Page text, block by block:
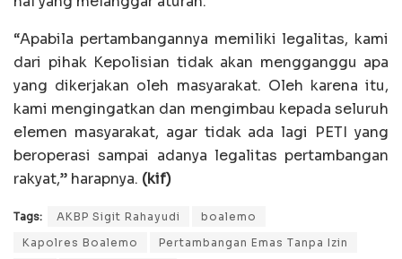
“Apabila pertambangannya memiliki legalitas, kami
dari pihak Kepolisian tidak akan mengganggu apa
yang dikerjakan oleh masyarakat. Oleh karena itu,
kami mengingatkan dan mengimbau kepada seluruh
elemen masyarakat, agar tidak ada lagi PETI yang
beroperasi sampai adanya legalitas pertambangan
rakyat,” harapnya. (kif)
Tags: AKBP Sigit Rahayudi
boalemo
Kapolres Boalemo
Pertambangan Emas Tanpa Izin